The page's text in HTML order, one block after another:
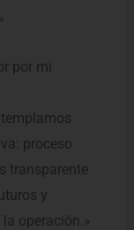
por mi
proceso
transparente
y
operación.»